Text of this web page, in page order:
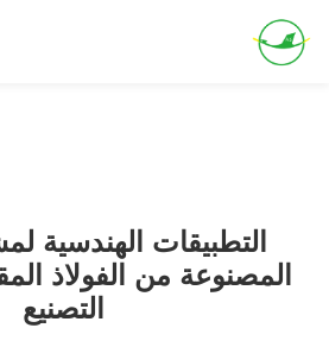
التطبيقات الهندسية
المصنوعة من الفولاذ
التصنيع